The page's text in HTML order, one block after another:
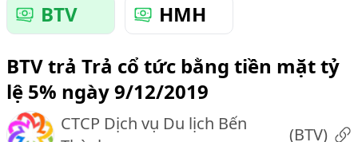
BTV
HMH
BTV trả Trả cổ tức bằng tiền mặt tỷ
lệ 5% ngày 9/12/2019
CTCP Dịch vụ Du lịch Bến
(BTV)